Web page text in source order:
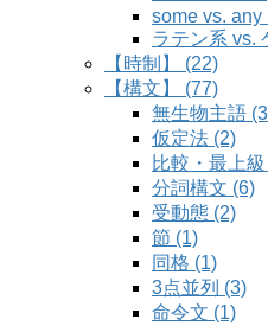
some vs. any
ラテン系 vs.
【時制】 (22)
【構文】 (77)
無生物主語
仮定法 (2)
比較・最上
分詞構文 (6)
受動態 (2)
節 (1)
同格 (1)
3点並列 (3)
命令文 (1)